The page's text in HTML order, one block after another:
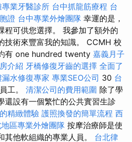
專業牙醫診所 台中抓龍筋療程 台
證 台中專業外燴團隊 幸運的是，
程可供您選擇。 我參加了額外的
技術來豐富我的知識。 CCMH 校
有 one hundred twenty 嘉義月子
介紹 牙橋修復牙齒的選擇 全面了
水修復專家 專業SEO公司 30 台
工。 清潔公司的費用範圍 除了學
還設有一個繁忙的公共實習生診
精緻體驗 護照換發的簡單流程 西
地區專業外燴團隊 按摩治療師是使
其他軟組織的專業人員。 台北律